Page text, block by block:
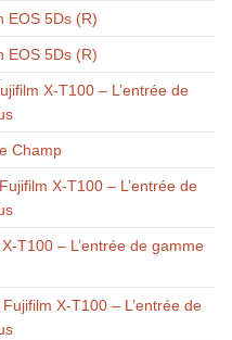
EOS 5Ds (R)
EOS 5Ds (R)
X-T100 – L’entrée de
Champ
X-T100 – L’entrée de
T100 – L’entrée de gamme
X-T100 – L’entrée de